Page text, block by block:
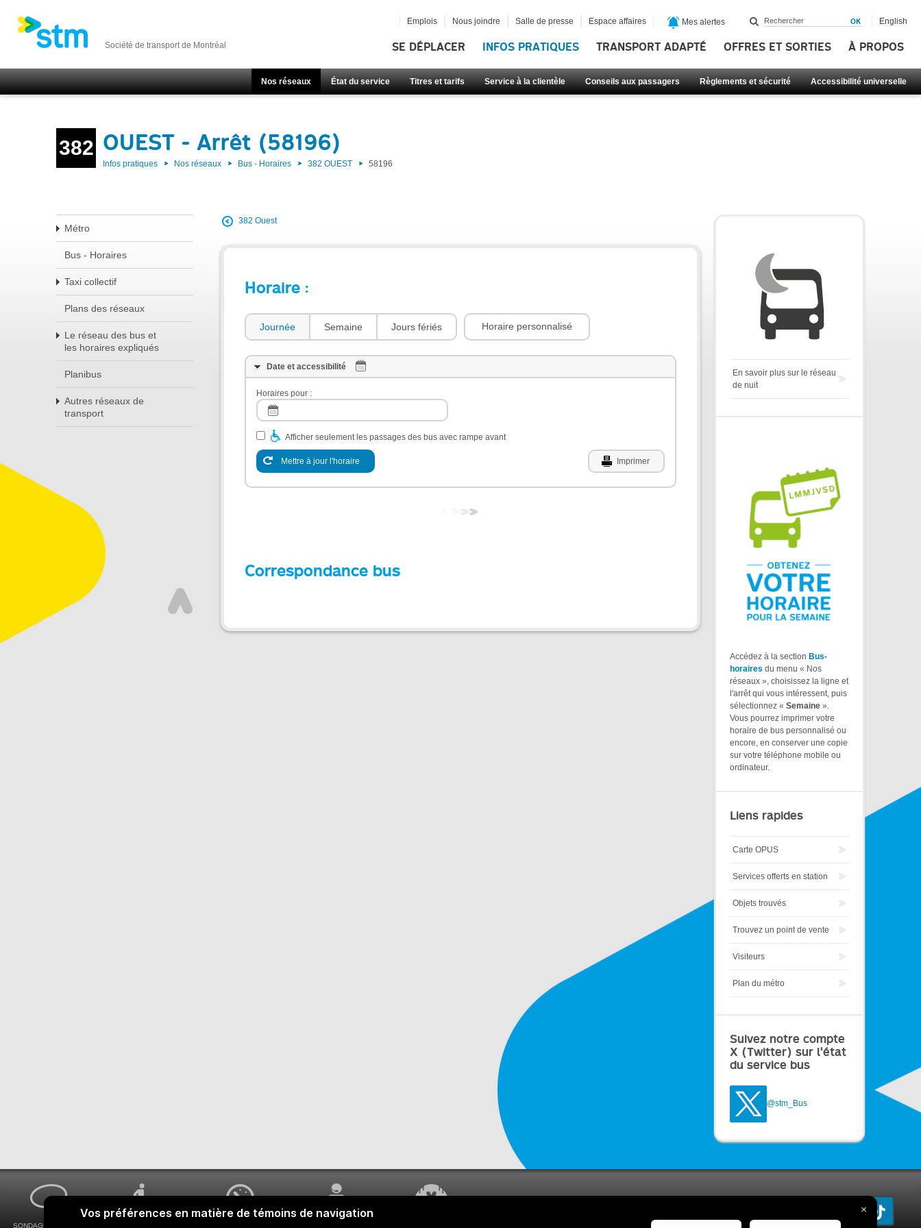
Société de transport de Montréal SE DÉPLACER INFOS PRATIQUES TRANSPORT ADAPTÉ OFFRES ET SORTIES À PROPOS
Nos réseaux État du service Titres et tarifs Service à la clientèle Conseils aux passagers Règlements et sécurité Accessibilité universelle
Emplois Nous joindre Salle de presse Espace affaires Mes alertes English
382 OUEST - Arrêt (58196)
Infos pratiques Nos réseaux Bus - Horaires 382 OUEST 58196
Métro
Bus - Horaires
Taxi collectif
Plans des réseaux
Le réseau des bus et
les horaires expliqués
Planibus
Autres réseaux de
transport
382 Ouest
Horaire :
Journée Semaine Jours fériés Horaire personnalisé
Date et accessibilité
Horaires pour :
Afficher seulement les passages des bus avec rampe avant
Mettre à jour l'horaire Imprimer
Correspondance bus
En savoir plus sur le réseau
de nuit
Accédez à la section Bus-
horaires du menu « Nos
réseaux », choisissez la ligne et
l'arrêt qui vous intéressent, puis
sélectionnez « Semaine ».
Vous pourrez imprimer votre
horaire de bus personnalisé ou
encore, en conserver une copie
sur votre téléphone mobile ou
ordinateur.
Liens rapides
Carte OPUS
Services offerts en station
Objets trouvés
Trouvez un point de vente
Visiteurs
Plan du métro
Suivez notre compte
X (Twitter) sur l'état
du service bus
@stm_Bus
SONDAGES MA VOIX